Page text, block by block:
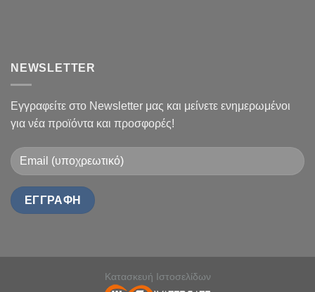
NEWSLETTER
Εγγραφείτε στο Newsletter μας και μείνετε ενημερωμένοι
για νέα προϊόντα και προσφορές!
Κατασκευή Ιστοσελίδων